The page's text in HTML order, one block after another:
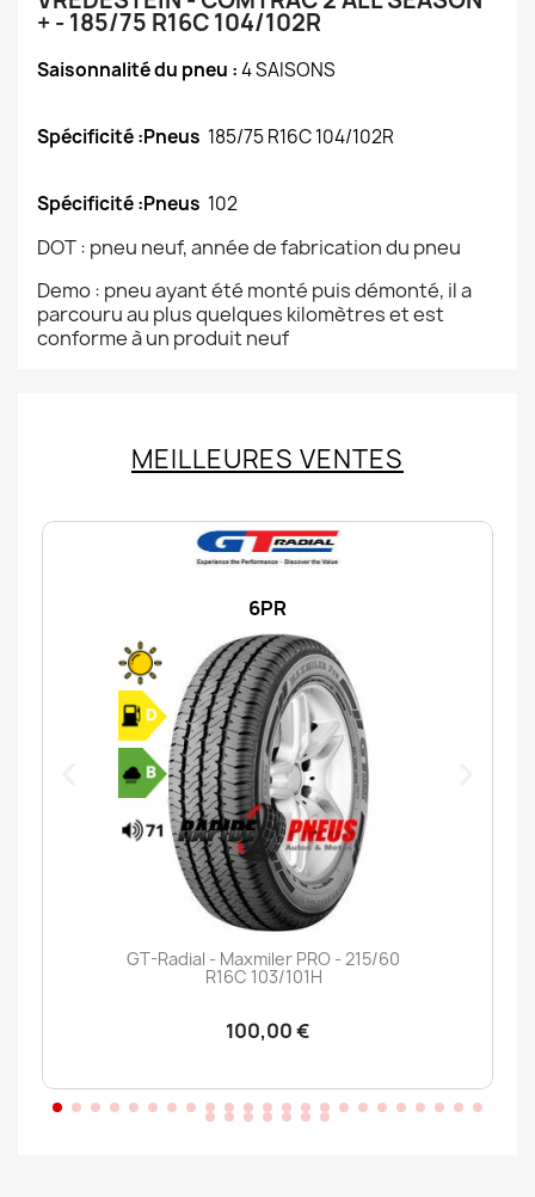
+ - 185/75 R16C 104/102R
Saisonnalité du pneu :4 SAISONS
Spécificité :Pneus 185/75 R16C 104/102R
Spécificité :Pneus 102
DOT : pneu neuf, année de fabrication du pneu
Demo : pneu ayant été monté puis démonté, il a
parcouru au plus quelques kilomètres et est
conforme à un produit neuf
MEILLEURES VENTES
6PR
GT-Radial - Maxmiler PRO - 215/60
R16C 103/101H
100,00 €